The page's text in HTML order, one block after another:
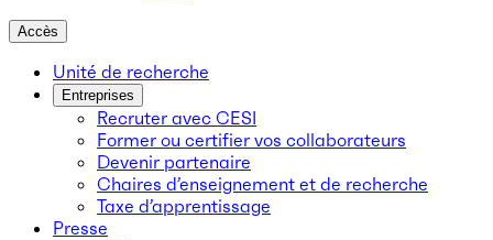
Accès
Unité de recherche
Entreprises
Recruter avec CESI
Former ou certifier vos collaborateurs
Devenir partenaire
Chaires d’enseignement et de recherche
Taxe d’apprentissage
Presse